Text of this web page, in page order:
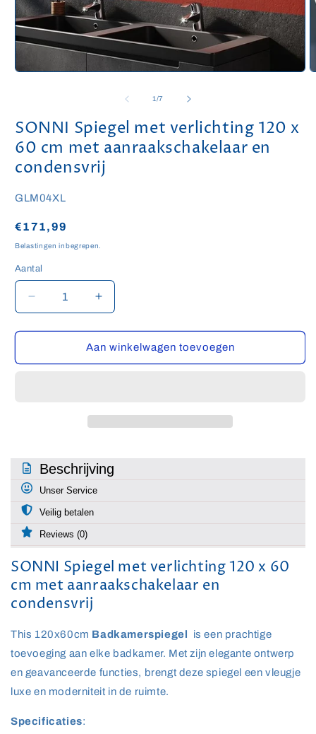
1/van
7
SONNI Spiegel met verlichting 120 x
60 cm met aanraakschakelaar en
condensvrij
SKU:
GLM04XL
Normale
prijs
€171,99
Belastingen inbegrepen.
Aantal
Aantal
Aantal
verlagen
voor
Spiegel
met
aanraakschakelaar
en
condensvrij
Aantal
verhogen
voor
SONNI
Spiegel
met
aanraakschakelaar
Aan winkelwagen toevoegen
Beschrijving
Unser Service
Veilig betalen
Reviews (0)
SONNI Spiegel met verlichting 120 x 60
cm met aanraakschakelaar en
condensvrij
This 120x60cm Badkamerspiegel is een prachtige
toevoeging aan elke badkamer. Met zijn elegante ontwerp
en geavanceerde functies, brengt deze spiegel een vleugje
luxe en moderniteit in de ruimte.
Specificaties: